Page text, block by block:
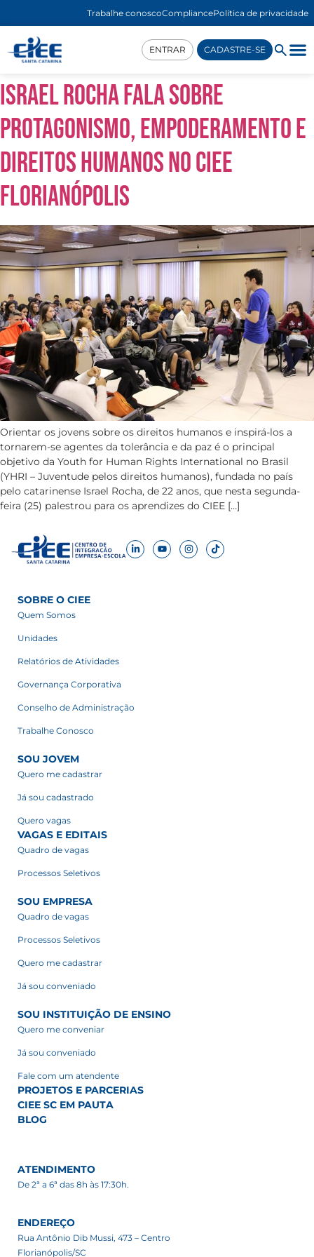
Trabalhe conoscoCompliancePolítica de privacidade
ENTRAR CADASTRE-SE
Israel Rocha fala sobre
protagonismo, empoderamento e
direitos humanos no CIEE
Florianópolis
Orientar os jovens sobre os direitos humanos e inspirá-los a
tornarem-se agentes da tolerância e da paz é o principal
objetivo da Youth for Human Rights International no Brasil
(YHRI – Juventude pelos direitos humanos), fundada no país
pelo catarinense Israel Rocha, de 22 anos, que nesta segunda-
feira (25) palestrou para os aprendizes do CIEE […]
SOBRE O CIEE
Quem Somos
Unidades
Relatórios de Atividades
Governança Corporativa
Conselho de Administração
Trabalhe Conosco
SOU JOVEM
Quero me cadastrar
Já sou cadastrado
Quero vagas
VAGAS E EDITAIS
Quadro de vagas
Processos Seletivos
SOU EMPRESA
Quadro de vagas
Processos Seletivos
Quero me cadastrar
Já sou conveniado
SOU INSTITUIÇÃO DE ENSINO
Quero me conveniar
Já sou conveniado
Fale com um atendente
PROJETOS E PARCERIAS
CIEE SC EM PAUTA
BLOG
ATENDIMENTO
De 2ª a 6ª das 8h às 17:30h.
ENDEREÇO
Rua Antônio Dib Mussi, 473 – Centro
Florianópolis/SC